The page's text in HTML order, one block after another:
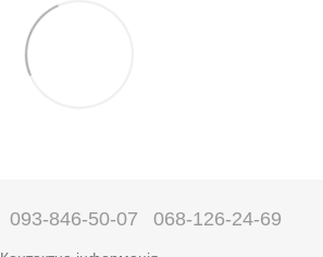
093-846-50-07 068-126-24-69